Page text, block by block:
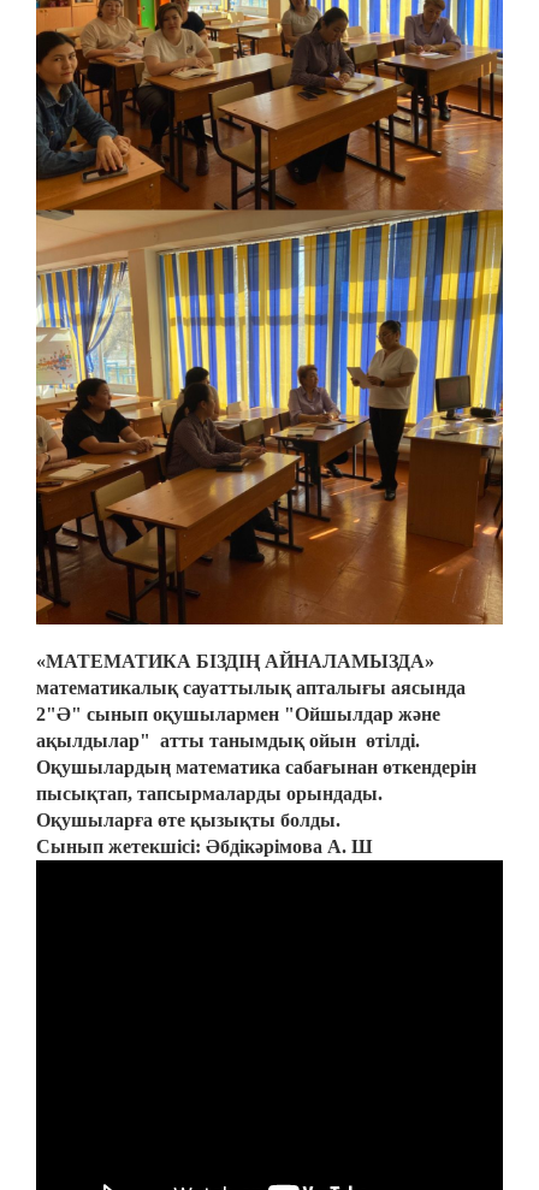
«МАТЕМАТИКА БІЗДІҢ АЙНАЛАМЫЗДА»
математикалық сауаттылық апталығы аясында
2"Ә" сынып оқушылармен "Ойшылдар және
ақылдылар" атты танымдық ойын өтілді.
Оқушылардың математика сабағынан өткендерін
пысықтап, тапсырмаларды орындады.
Оқушыларға өте қызықты болды.
Сынып жетекшісі: Әбдікәрімова А. Ш